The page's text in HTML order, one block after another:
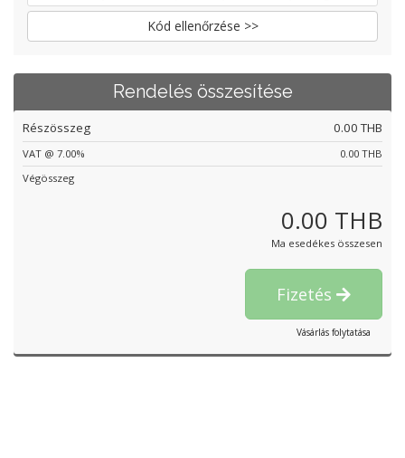
Kód ellenőrzése >>
Rendelés összesítése
Részösszeg 0.00 THB
VAT @ 7.00%
0.00 THB
Végösszeg
0.00 THB
Ma esedékes összesen
Fizetés
Vásárlás folytatása